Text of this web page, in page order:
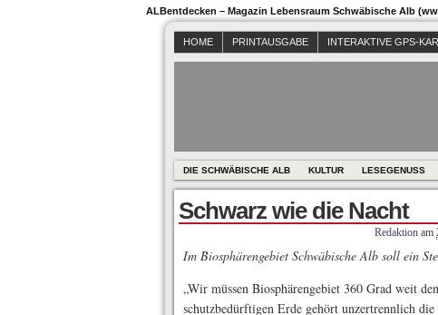
ALBentdecken – Magazin Lebensraum Schwäbische Alb
HOME PRINTAUSGABE INTERAKTIVE GPS-
DIE SCHWÄBISCHE ALB KULTUR LESEGENUSS
Schwarz wie die Nacht
Redaktion am
Im Biosphärengebiet Schwäbische Alb soll ein
„Wir müssen Biosphärengebiet 360 Grad weit
schutzbedürftigen Erde gehört unzertrennlich